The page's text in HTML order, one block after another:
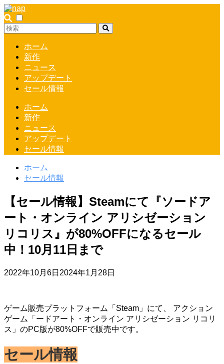
ホーム
新作
ニュース
アップデート
セール情報
ホーム
新作
ニュース
アップデート
セール情報
ホーム
セール情報
【セール情報】Steamにて『ソードア
ート・オンライン アリシゼーション
リコリス』が80%OFFになるセール
中！10月11日まで
2022年10月6日 2024年1月28日
ゲーム販売プラットフォーム「Steam」にて、 アクション
ゲーム「ードアート・オンライン アリシゼーション リコリ
ス」のPC版が80%OFFで販売中です。
セール情報